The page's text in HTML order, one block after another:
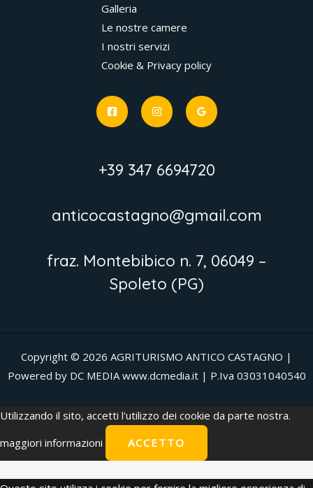
Galleria
Le nostre camere
I nostri servizi
Cookie & Privacy policy
+39 347 6694720
anticocastagno@gmail.com
fraz. Montebibico n. 7, 06049 –
Spoleto (PG)
Copyright © 2026 AGRITURISMO ANTICO CASTAGNO |
Powered by DC MEDIA www.dcmedia.it | P.Iva 03031040540
Utilizzando il sito, accetti l'utilizzo dei cookie da parte nostra.
maggiori informazioni
ACCETTO